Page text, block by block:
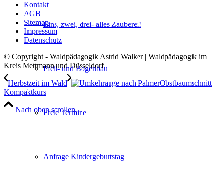
Eins, zwei, drei- alles Zauberei!
Pfeil- und Bogenbau
Freie Termine
Anfrage Kindergeburtstag
Kontakt
AGB
Sitemap
Impressum
Datenschutz
© Copyright - Waldpädagogik Astrid Walker | Waldpädagogik im
Kreis Mettmann und Düsseldorf
Herbstzeit im Wald
Obstbaumschnitt
Kompaktkurs
Nach oben scrollen